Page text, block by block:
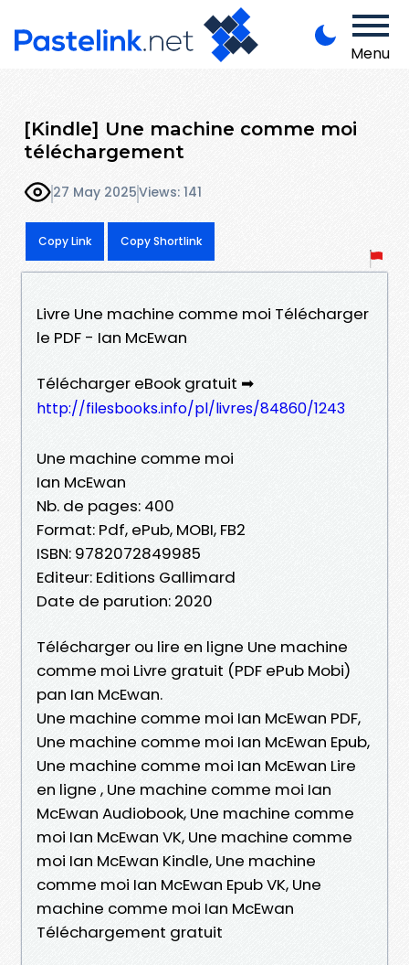
Menu
[Kindle] Une machine comme moi
téléchargement
27 May 2025Views: 141
Copy Link Copy Shortlink
Livre Une machine comme moi Télécharger
le PDF - Ian McEwan
Télécharger eBook gratuit ➡
http://filesbooks.info/pl/livres/84860/1243
Une machine comme moi
Ian McEwan
Nb. de pages: 400
Format: Pdf, ePub, MOBI, FB2
ISBN: 9782072849985
Editeur: Editions Gallimard
Date de parution: 2020
Télécharger ou lire en ligne Une machine
comme moi Livre gratuit (PDF ePub Mobi)
pan Ian McEwan.
Une machine comme moi Ian McEwan PDF,
Une machine comme moi Ian McEwan Epub,
Une machine comme moi Ian McEwan Lire
en ligne , Une machine comme moi Ian
McEwan Audiobook, Une machine comme
moi Ian McEwan VK, Une machine comme
moi Ian McEwan Kindle, Une machine
comme moi Ian McEwan Epub VK, Une
machine comme moi Ian McEwan
Téléchargement gratuit